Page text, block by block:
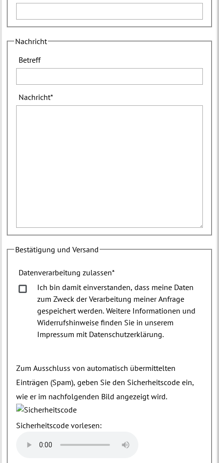
Nachricht
Betreff
Nachricht*
Bestätigung und Versand
Datenverarbeitung zulassen*
Ich bin damit einverstanden, dass meine Daten
zum Zweck der Verarbeitung meiner Anfrage
gespeichert werden. Weitere Informationen und
Widerrufshinweise finden Sie in unserem
Impressum mit Datenschutzerklärung.
Zum Ausschluss von automatisch übermittelten
Einträgen (Spam), geben Sie den Sicherheitscode ein,
wie er im nachfolgenden Bild angezeigt wird.
Sicherheitscode vorlesen: